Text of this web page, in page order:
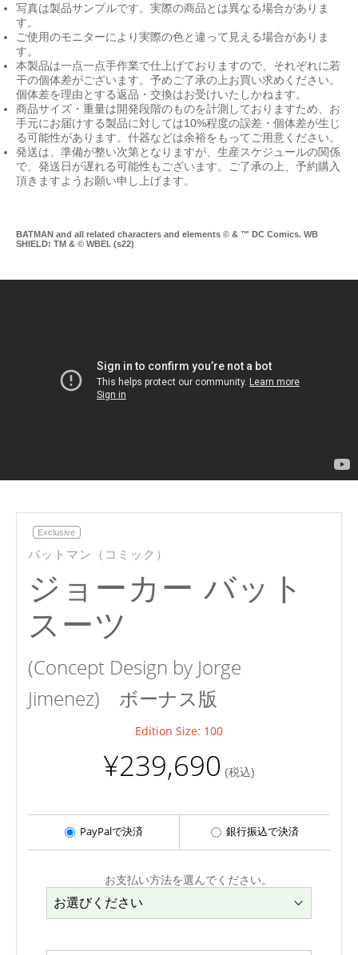
写真は製品サンプルです。実際の商品とは異なる場合がありま
す。
ご使用のモニターにより実際の色と違って見える場合がありま
す。
本製品は一点一点手作業で仕上げておりますので、それぞれに若
干の個体差がございます。予めご了承の上お買い求めください。
個体差を理由とする返品・交換はお受けいたしかねます。
商品サイズ・重量は開発段階のものを計測しておりますため、お
手元にお届けする製品に対しては10%程度の誤差・個体差が生じ
る可能性があります。什器などは余裕をもってご用意ください。
発送は、準備が整い次第となりますが、生産スケジュールの関係
で、発送日が遅れる可能性もございます。ご了承の上、予約購入
頂きますようお願い申し上げます。
BATMAN and all related characters and elements © & ™ DC Comics. WB
SHIELD: TM & © WBEI. (s22)
Exclusive
バットマン（コミック）
ジョーカー バット
スーツ
(Concept Design by Jorge
Jimenez)
ボーナス版
Edition Size: 100
¥239,690 (税込)
PayPalで決済 銀行振込で決済
お支払い方法を選んでください。